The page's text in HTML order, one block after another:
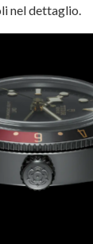
nel dettaglio.